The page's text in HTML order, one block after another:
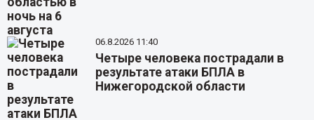
06.8.2026 11:40
Четыре человека пострадали в
результате атаки БПЛА в
Нижегородской области